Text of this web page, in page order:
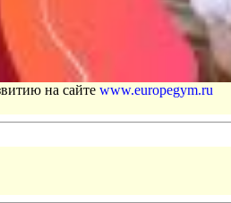
на сайте www.europegym.ru